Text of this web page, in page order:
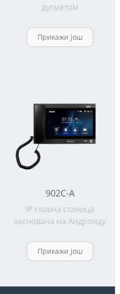
дугметом
Прикажи још
902C-A
IP главна станица
заснована на Андроиду
Прикажи још